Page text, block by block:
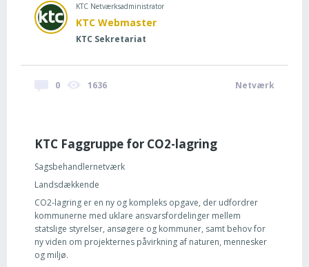
KTC Netværksadministrator
KTC Webmaster
KTC Sekretariat
0 1636 Netværk
KTC Faggruppe for CO2-lagring
Sagsbehandlernetværk
Landsdækkende
CO2-lagring er en ny og kompleks opgave, der udfordrer
kommunerne med uklare ansvarsfordelinger mellem
statslige styrelser, ansøgere og kommuner, samt behov for
ny viden om projekternes påvirkning af naturen, mennesker
og miljø.